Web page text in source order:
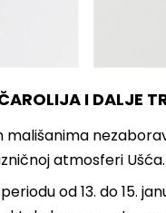
I DALJE
mališanima
atmosferi Ušća.
od 13. do 15.